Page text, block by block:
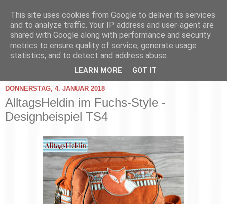
DONNERSTAG, 4. JANUAR 2018
AlltagsHeldin im Fuchs-Style -
Designbeispiel TS4
This site uses cookies from Google to deliver its services
and to analyze traffic. Your IP address and user-agent are
shared with Google along with performance and security
metrics to ensure quality of service, generate usage
statistics, and to detect and address abuse.
LEARN MORE GOT IT